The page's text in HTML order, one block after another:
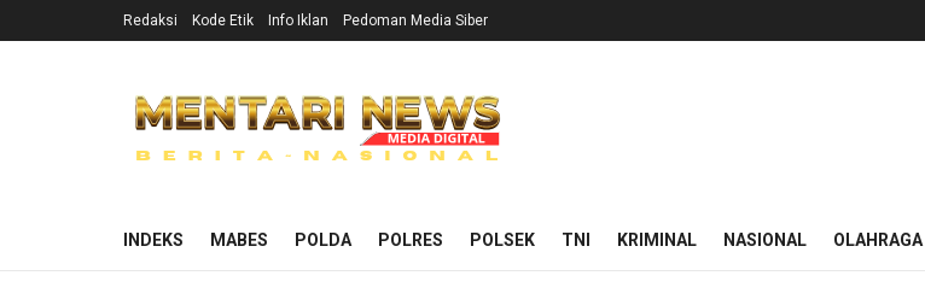
Redaksi Kode Etik Info Iklan Pedoman Media Siber
INDEKS MABES POLDA POLRES POLSEK TNI KRIMINAL NASIONAL OLAHRAGA